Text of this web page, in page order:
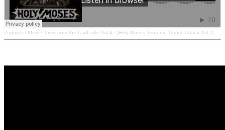
Zephyr's Odem · Tales from the hard side Vol.47 [Holy Moses Teutonic Thrash Attack Vol.2]